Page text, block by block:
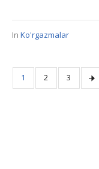
In Ko'rgazmalar
1 2 3